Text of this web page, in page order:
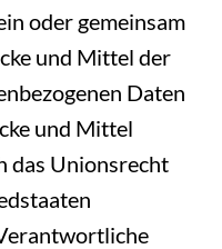
oder gemeinsam
und Mittel der
Daten
und Mittel
das Unionsrecht